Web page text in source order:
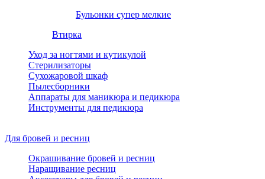
Бульонки супер мелкие
Втирка
Уход за ногтями и кутикулой
Стерилизаторы
Сухожаровой шкаф
Пылесборники
Аппараты для маникюра и педикюра
Инструменты для педикюра
Для бровей и ресниц
Окрашивание бровей и ресниц
Наращивание ресниц